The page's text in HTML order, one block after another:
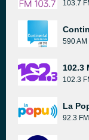
103.7
590 AM
102.3
102.3
La
92.3 FM